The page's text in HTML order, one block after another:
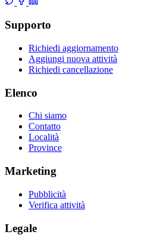
Supporto
Richiedi aggiornamento
Aggiungi nuova attività
Richiedi cancellazione
Elenco
Chi siamo
Contatto
Località
Province
Marketing
Pubblicità
Verifica attività
Legale